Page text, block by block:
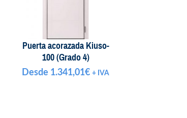
Puerta acorazada Kiuso-
100 (Grado 4)
Desde 1.341,01€ + IVA